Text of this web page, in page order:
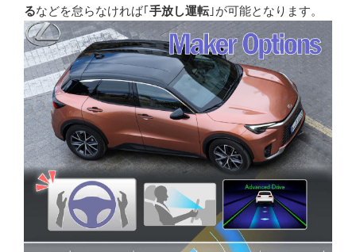
るなどを怠らなければ｢手放し運転｣が可能となります。